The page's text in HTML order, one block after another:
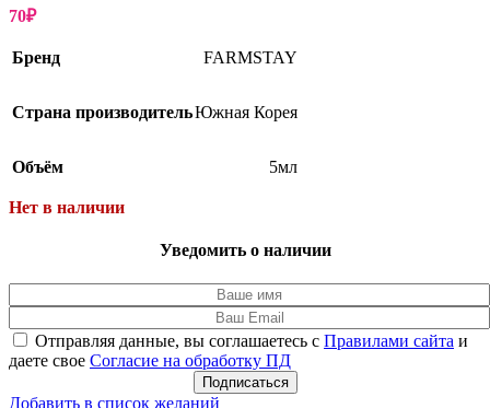
70₽
Бренд FARMSTAY
Страна производительЮжная Корея
Объём 5мл
Нет в наличии
Уведомить о наличии
Отправляя данные, вы соглашаетесь с Правилами сайта и
даете свое Согласие на обработку ПД
Подписаться
Добавить в список желаний